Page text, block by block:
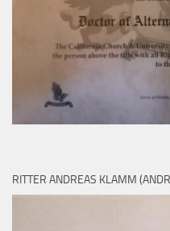
RITTER ANDREAS KLAMM